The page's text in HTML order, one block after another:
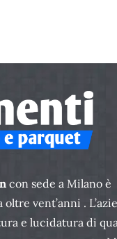
con sede a Milano è
vent’anni .
e lucidatura di